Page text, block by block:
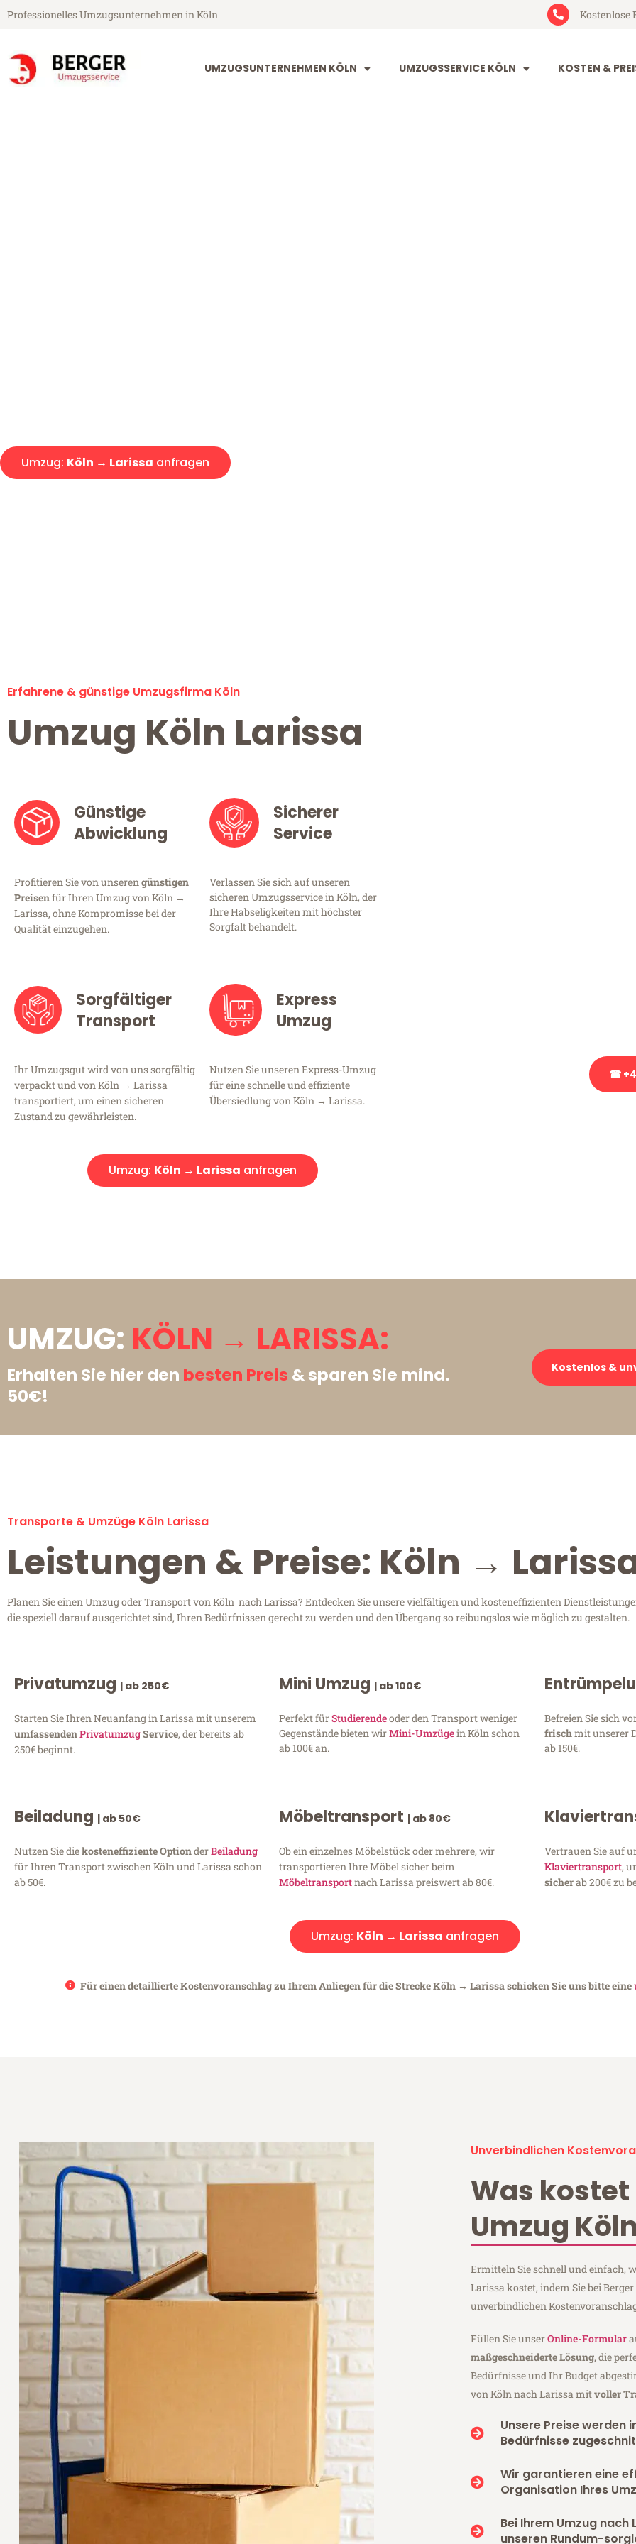
Professionelles Umzugsunternehmen in Köln Kostenlose
UMZUGSUNTERNEHMEN KÖLN UMZUGSSERVICE KÖLN KOSTEN &
Umzug: Köln → Larissa anfragen
Erfahrene & günstige Umzugsfirma Köln
Umzug Köln Larissa
Günstige
Abwicklung
Profitieren Sie von unserengünstigen
Preisenfür Ihren Umzug von Köln →
Larissa, ohne Kompromisse bei der
Qualität einzugehen.
Sicherer
Service
Verlassen Sie sich auf unseren
sicheren Umzugsservice in Köln, der
Ihre Habseligkeiten mit höchster
Sorgfalt behandelt.
Sorgfältiger
Transport
Ihr Umzugsgut wird von uns sorgfältig
verpackt und von Köln → Larissa
transportiert, um einen sicheren
Zustand zu gewährleisten.
Express
Umzug
Nutzen Sie unseren Express-Umzug
für eine schnelle und effiziente
Übersiedlung von Köln → Larissa.
Umzug: Köln → Larissa anfragen
☎
UMZUG: KÖLN → LARISSA:
Erhalten Sie hier den besten Preis & sparen Sie mind.
50€!
Kostenlos &
Transporte & Umzüge Köln Larissa
Leistungen & Preise: Köln →
Planen Sie einen Umzug oder Transport von Köln nach Larissa? Entdecken Sie unsere vielfältigen und kosteneffizienten
die speziell darauf ausgerichtet sind, Ihren Bedürfnissen gerecht zu werden und den Übergang so reibungslos wie möglich zu gestalten.
Privatumzug | ab 250€
Starten Sie Ihren Neuanfang in Larissa mit unserem
umfassendenPrivatumzugService, der bereits ab
250€ beginnt.
Mini Umzug | ab 100€
Perfekt fürStudierendeoder den Transport weniger
Gegenstände bieten wirMini-Umzügein Köln schon
ab 100€ an.
Befreien Sie sich
frischmit unserer
ab 150€.
Beiladung | ab 50€
Nutzen Sie diekosteneffiziente OptionderBeiladung
für Ihren Transport zwischen Köln und Larissa schon
ab 50€.
Möbeltransport | ab 80€
Ob ein einzelnes Möbelstück oder mehrere, wir
transportieren Ihre Möbel sicher beim
Möbeltransportnach Larissa preiswert ab 80€.
Vertrauen Sie auf
Klaviertransport,
sicherab 200€ zu
Umzug: Köln → Larissa anfragen
Für einen detaillierte Kostenvoranschlag zu Ihrem Anliegen für die Strecke Köln → Larissa schicken Sie uns bitte eine
Unverbindlichen
Was kostet
Umzug
Ermitteln Sie schnell und einfach,
Larissa kostet, indem Sie bei
unverbindlichen
Füllen Sie unserOnline-Formular
maßgeschneiderte Lösung, die
Bedürfnisse und Ihr Budget
von Köln nach Larissa mitvoller
Unsere Preise werden
Bedürfnisse
Wir garantieren eine
Organisation Ihres
Bei Ihrem Umzug nach
unseren Rundum-